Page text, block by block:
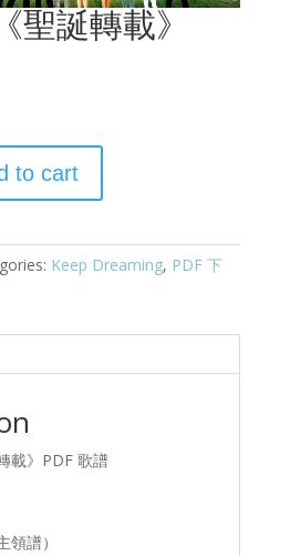
聖誕轉載》
to cart
Keep Dreaming, PDF 下
載》PDF 歌譜
譜）